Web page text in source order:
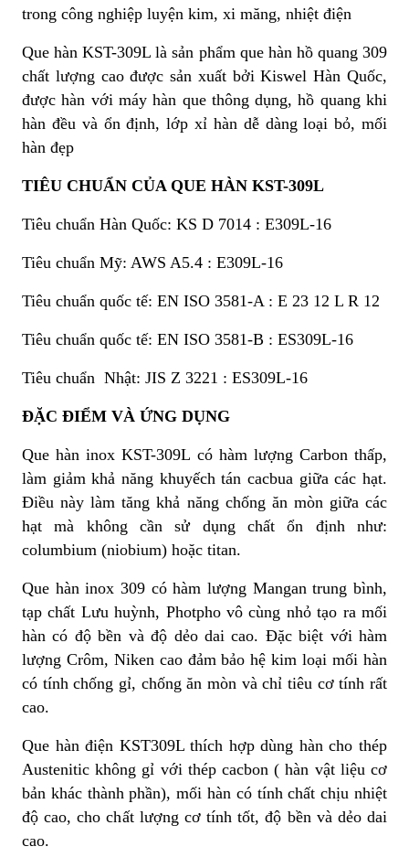
trong công nghiệp luyện kim, xi măng, nhiệt điện
Que hàn KST-309L là sản phẩm que hàn hồ quang 309
chất lượng cao được sản xuất bởi Kiswel Hàn Quốc,
được hàn với máy hàn que thông dụng, hồ quang khi
hàn đều và ổn định, lớp xỉ hàn dễ dàng loại bỏ, mối
hàn đẹp
TIÊU CHUẨN CỦA QUE HÀN KST-309L
Tiêu chuẩn Hàn Quốc: KS D 7014 : E309L-16
Tiêu chuẩn Mỹ: AWS A5.4 : E309L-16
Tiêu chuẩn quốc tế: EN ISO 3581-A : E 23 12 L R 12
Tiêu chuẩn quốc tế: EN ISO 3581-B : ES309L-16
Tiêu chuẩn Nhật: JIS Z 3221 : ES309L-16
ĐẶC ĐIỂM VÀ ỨNG DỤNG
Que hàn inox KST-309L có hàm lượng Carbon thấp,
làm giảm khả năng khuyếch tán cacbua giữa các hạt.
Điều này làm tăng khả năng chống ăn mòn giữa các
hạt mà không cần sử dụng chất ổn định như:
columbium (niobium) hoặc titan.
Que hàn inox 309 có hàm lượng Mangan trung bình,
tạp chất Lưu huỳnh, Photpho vô cùng nhỏ tạo ra mối
hàn có độ bền và độ dẻo dai cao. Đặc biệt với hàm
lượng Crôm, Niken cao đảm bảo hệ kim loại mối hàn
có tính chống gỉ, chống ăn mòn và chỉ tiêu cơ tính rất
cao.
Que hàn điện KST309L thích hợp dùng hàn cho thép
Austenitic không gỉ với thép cacbon ( hàn vật liệu cơ
bản khác thành phần), mối hàn có tính chất chịu nhiệt
độ cao, cho chất lượng cơ tính tốt, độ bền và dẻo dai
cao.